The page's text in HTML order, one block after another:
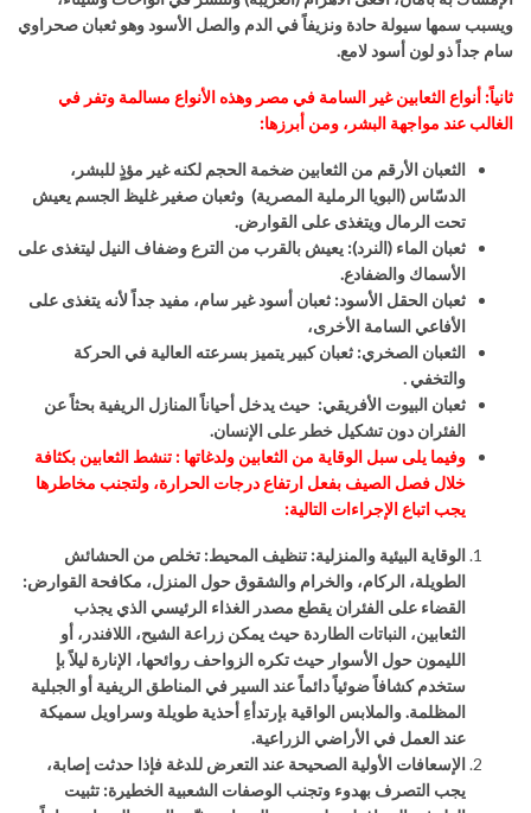
ويسبب سمها سيولة حادة ونزيفاً في الدم والصل الأسود وهو ثعبان صحراوي
سام جداً ذو لون أسود لامع.
ثانياً: أنواع الثعابين غير السامة في مصر وهذه الأنواع مسالمة وتفر في
الغالب عند مواجهة البشر، ومن أبرزها:
الثعبان الأرقم من الثعابين ضخمة الحجم لكنه غير مؤذٍ للبشر،
الدسّاس (البويا الرملية المصرية) وثعبان صغير غليظ الجسم يعيش
تحت الرمال ويتغذى على القوارض.
ثعبان الماء (النرد): يعيش بالقرب من الترع وضفاف النيل ليتغذى على
الأسماك والضفادع.
ثعبان الحقل الأسود: ثعبان أسود غير سام، مفيد جداً لأنه يتغذى على
الأفاعي السامة الأخرى،
الثعبان الصخري: ثعبان كبير يتميز بسرعته العالية في الحركة
والتخفي .
ثعبان البيوت الأفريقي: حيث يدخل أحياناً المنازل الريفية بحثاً عن
الفئران دون تشكيل خطر على الإنسان.
وفيما يلى سبل الوقاية من الثعابين ولدغاتها : تنشط الثعابين بكثافة
خلال فصل الصيف بفعل ارتفاع درجات الحرارة، ولتجنب مخاطرها
يجب اتباع الإجراءات التالية:
الوقاية البيئية والمنزلية: تنظيف المحيط: تخلص من الحشائش
الطويلة، الركام، والخرام والشقوق حول المنزل، مكافحة القوارض:
القضاء على الفئران يقطع مصدر الغذاء الرئيسي الذي يجذب
الثعابين، النباتات الطاردة حيث يمكن زراعة الشيح، اللافندر، أو
الليمون حول الأسوار حيث تكره الزواحف روائحها، الإنارة ليلاً بإ
ستخدم كشافاً ضوئياً دائماً عند السير في المناطق الريفية أو الجبلية
المظلمة.والملابس الواقية بإرتدأءِ أحذية طويلة وسراويل سميكة
عند العمل في الأراضي الزراعية.
الإسعافات الأولية الصحيحة عند التعرض للدغة فإذا حدثت إصابة،
يجب التصرف بهدوء وتجنب الوصفات الشعبية الخطيرة: تثبيت